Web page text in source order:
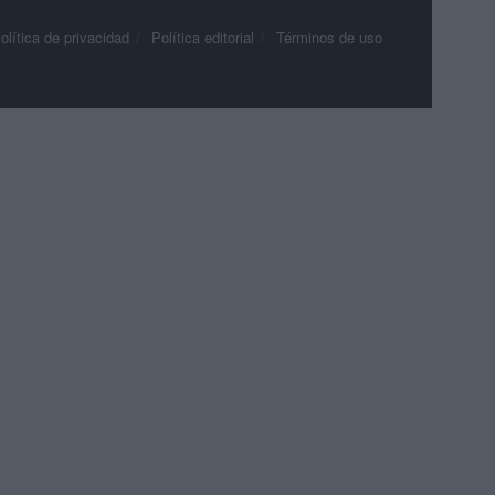
de privacidad Política editorial Términos de uso